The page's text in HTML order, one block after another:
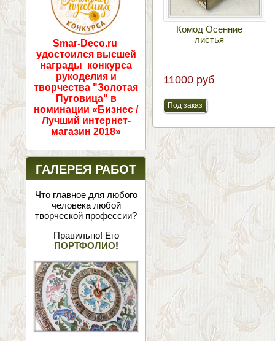
Smar-Deco.ru
удостоился высшей
награды конкурса
рукоделия и
творчества "Золотая
Пуговица" в
номинации «Бизнес /
Лучший интернет-
магазин 2018»
ГАЛЕРЕЯ РАБОТ
Что главное для любого
человека любой
творческой профессии?
Правильно! Его
ПОРТФОЛИО!
Комод Осенние
листья
11000 руб